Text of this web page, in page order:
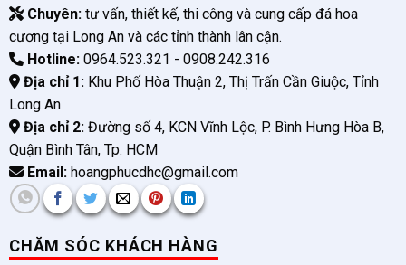
Chuyên:tư vấn, thiết kế, thi công và cung cấp đá hoa
cương tại Long An và các tỉnh thành lân cận.
Hotline:0964.523.321 - 0908.242.316
Địa chỉ 1:Khu Phố Hòa Thuận 2, Thị Trấn Cần Giuộc, Tỉnh
Long An
Địa chỉ 2:Đường số 4, KCN Vĩnh Lộc, P. Bình Hưng Hòa B,
Quận Bình Tân, Tp. HCM
Email:hoangphucdhc@gmail.com
CHĂM SÓC KHÁCH HÀNG